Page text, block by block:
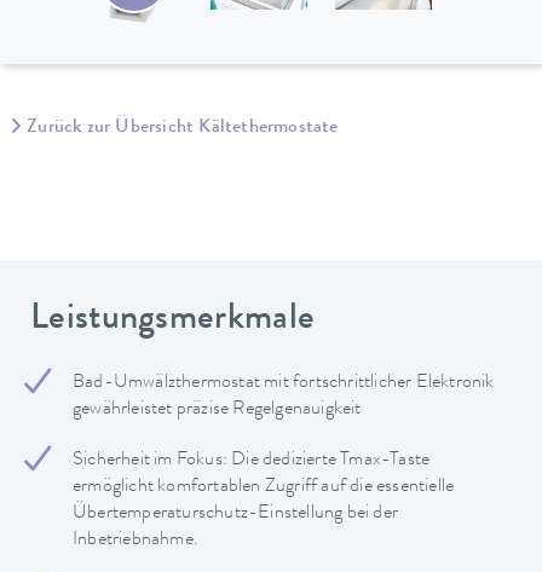
Zurück zur Übersicht Kältethermostate
Leistungsmerkmale
Bad-Umwälzthermostat mit fortschrittlicher Elektronik
gewährleistet präzise Regelgenauigkeit
Sicherheit im Fokus: Die dedizierte Tmax-Taste
ermöglicht komfortablen Zugriff auf die essentielle
Übertemperaturschutz-Einstellung bei der
Inbetriebnahme.